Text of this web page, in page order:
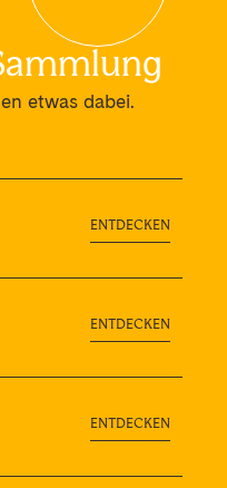
etwas dabei.
ENTDECKEN
ENTDECKEN
ENTDECKEN